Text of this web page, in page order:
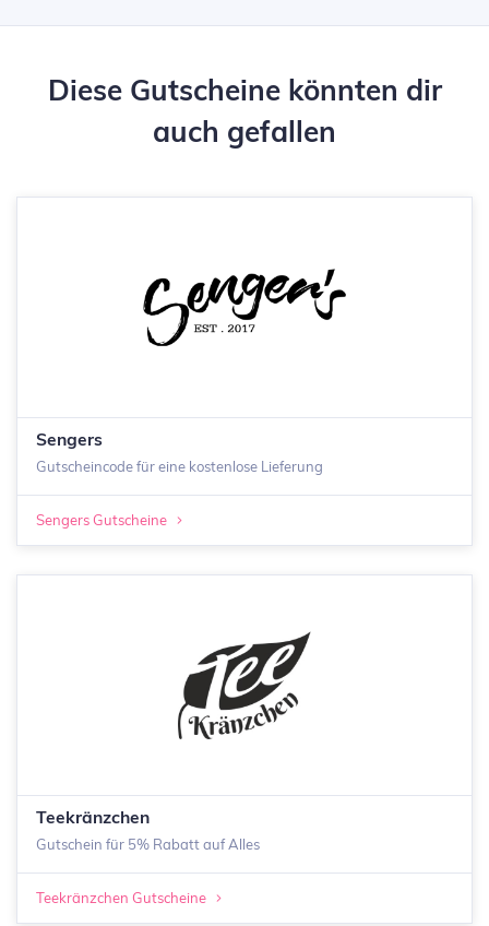
Diese Gutscheine könnten dir
auch gefallen
Sengers
Gutscheincode für eine kostenlose Lieferung
Sengers Gutscheine
Teekränzchen
Gutschein für 5% Rabatt auf Alles
Teekränzchen Gutscheine